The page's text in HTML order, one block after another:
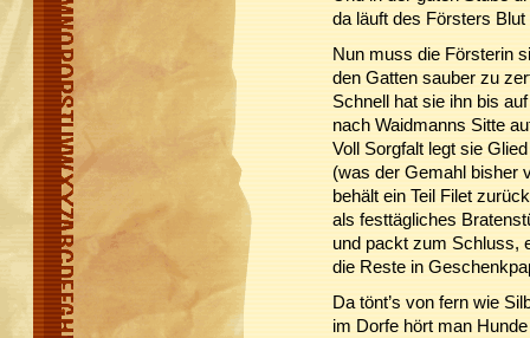
da läuft des Försters Blut
Nun muss die Försterin
den Gatten sauber zu
Schnell hat sie ihn bis
nach Waidmanns Sitte
Voll Sorgfalt legt sie
(was der Gemahl bisher
behält ein Teil Filet zurück
als festtägliches
und packt zum Schluss,
die Reste in
Da tönt’s von fern wie
im Dorfe hört man